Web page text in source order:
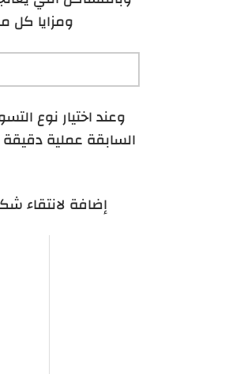
ومزايا كل
وعند اختيار نوع
السابقة عملية دقيقة
إضافة لانتقاء